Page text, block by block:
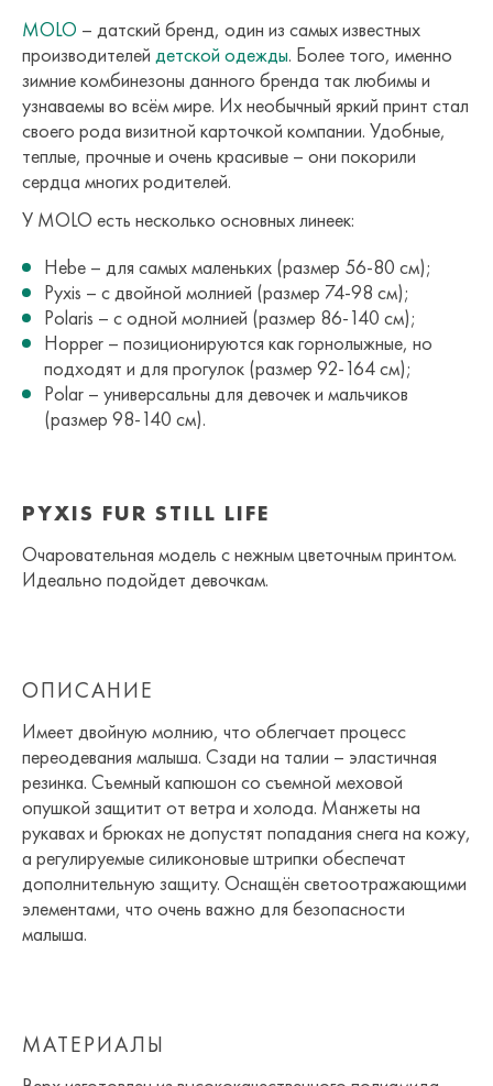
MOLO – датский бренд, один из самых известных
производителей детской одежды. Более того, именно
зимние комбинезоны данного бренда так любимы и
узнаваемы во всём мире. Их необычный яркий принт стал
своего рода визитной карточкой компании. Удобные,
теплые, прочные и очень красивые – они покорили
сердца многих родителей.
У MOLO есть несколько основных линеек:
Hebe – для самых маленьких (размер 56-80 см);
Pyxis – с двойной молнией (размер 74-98 см);
Polaris – с одной молнией (размер 86-140 см);
Hopper – позиционируются как горнолыжные, но
подходят и для прогулок (размер 92-164 см);
Polar – универсальны для девочек и мальчиков
(размер 98-140 см).
PYXIS FUR STILL LIFE
Очаровательная модель с нежным цветочным принтом.
Идеально подойдет девочкам.
ОПИСАНИЕ
Имеет двойную молнию, что облегчает процесс
переодевания малыша. Сзади на талии – эластичная
резинка. Съемный капюшон со съемной меховой
опушкой защитит от ветра и холода. Манжеты на
рукавах и брюках не допустят попадания снега на кожу,
а регулируемые силиконовые штрипки обеспечат
дополнительную защиту. Оснащён светоотражающими
элементами, что очень важно для безопасности
малыша.
МАТЕРИАЛЫ